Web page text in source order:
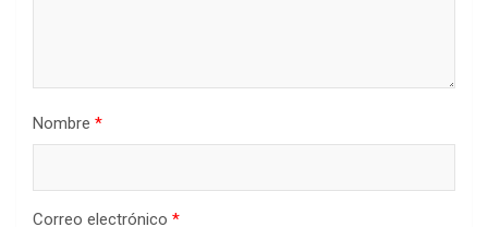
Nombre *
Correo electrónico *